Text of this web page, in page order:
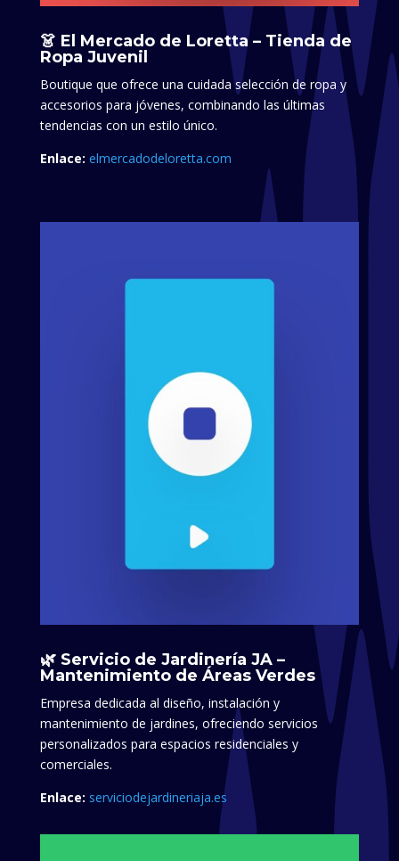
👗 El Mercado de Loretta – Tienda de
Ropa Juvenil
Boutique que ofrece una cuidada selección de ropa y
accesorios para jóvenes, combinando las últimas
tendencias con un estilo único.
Enlace: elmercadodeloretta.com
🌿 Servicio de Jardinería JA –
Mantenimiento de Áreas Verdes
Empresa dedicada al diseño, instalación y
mantenimiento de jardines, ofreciendo servicios
personalizados para espacios residenciales y
comerciales.​
Enlace: serviciodejardineriaja.es